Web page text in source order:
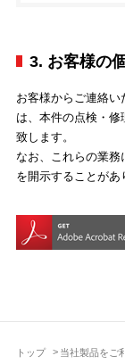
トップ 当社製品をご
3. お客様の
お客様からご連絡
は、本件の点検・
致します。
なお、これらの業務
を開示することがあ